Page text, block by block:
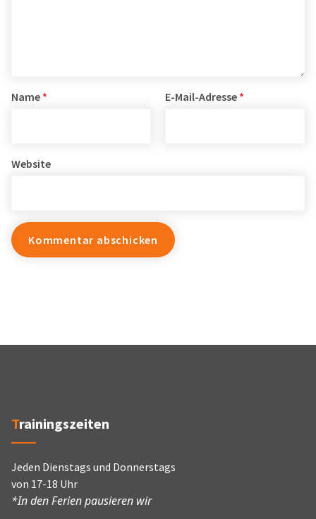
Name * E-Mail-Adresse *
Website
Trainingszeiten
Jeden Dienstags und Donnerstags
von 17-18 Uhr
*In den Ferien pausieren wir